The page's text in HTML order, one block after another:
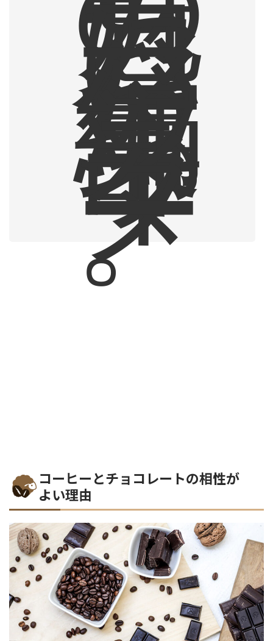
力
に
ハ
マ
っ
た
編
集
部
ラ
イ
タ
ー
。
コーヒーとチョコレートの相性が
よい理由